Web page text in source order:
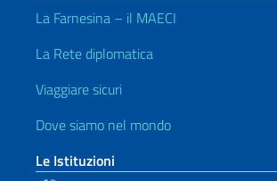
La Farnesina – il MAECI
La Rete diplomatica
Viaggiare sicuri
Dove siamo nel mondo
Le Istituzioni